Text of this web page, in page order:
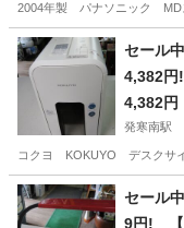
2004年製 パナソニック MD
北海道 札幌市 発寒
セール
4,382
レッダ
4,382円
発寒南駅
コクヨ KOKUYO デスクサ
北海道 札幌市 発寒
セール
9円! 【